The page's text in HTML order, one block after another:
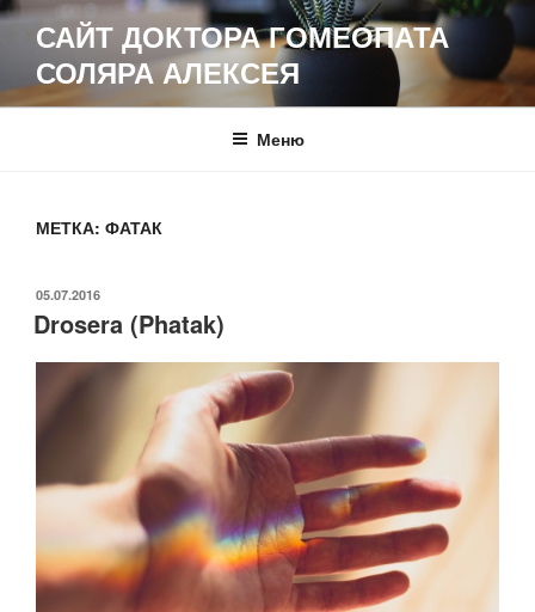
Перейти
содержимому
САЙТ ДОКТОРА ГОМЕОПАТА
СОЛЯРА АЛЕКСЕЯ
Меню
МЕТКА: ФАТАК
ОПУБЛИКОВАНО
05.07.2016
Drosera (Phatak)